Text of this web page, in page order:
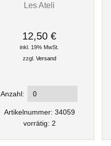
Les Ateli
12,50 €
inkl. 19% MwSt.
zzgl. Versand
Anzahl:
Artikelnummer: 34059
vorrätig: 2